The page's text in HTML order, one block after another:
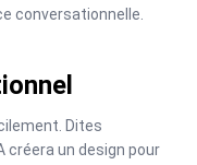
conversationnelle.
Dites
un design pour